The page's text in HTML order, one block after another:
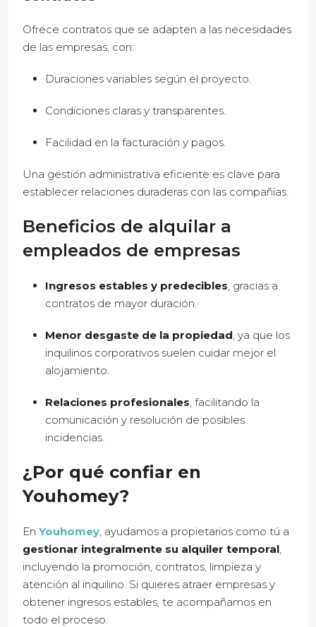
Ofrece contratos que se adapten a las necesidades
de las empresas, con:
Duraciones variables según el proyecto.
Condiciones claras y transparentes.
Facilidad en la facturación y pagos.
Una gestión administrativa eficiente es clave para
establecer relaciones duraderas con las compañías.
Beneficios de alquilar a
empleados de empresas
Ingresos estables y predecibles, gracias a
contratos de mayor duración.
Menor desgaste de la propiedad, ya que los
inquilinos corporativos suelen cuidar mejor el
alojamiento.
Relaciones profesionales, facilitando la
comunicación y resolución de posibles
incidencias.
¿Por qué confiar en
Youhomey?
En Youhomey, ayudamos a propietarios como tú a
gestionar integralmente su alquiler temporal,
incluyendo la promoción, contratos, limpieza y
atención al inquilino. Si quieres atraer empresas y
obtener ingresos estables, te acompañamos en
todo el proceso.